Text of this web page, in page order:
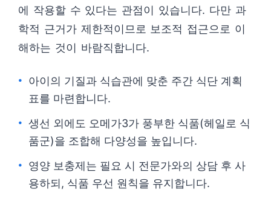
에 작용할 수 있다는 관점이 있습니다. 다만 과
학적 근거가 제한적이므로 보조적 접근으로 이
해하는 것이 바람직합니다.
아이의 기질과 식습관에 맞춘 주간 식단 계획
표를 마련합니다.
생선 외에도 오메가3가 풍부한 식품(헤일로 식
품군)을 조합해 다양성을 높입니다.
영양 보충제는 필요 시 전문가와의 상담 후 사
용하되, 식품 우선 원칙을 유지합니다.